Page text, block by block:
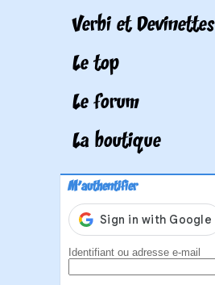
Verbi et Devinettes
Le top
Le forum
La boutique
M'authentifier
Identifiant ou adresse e-mail